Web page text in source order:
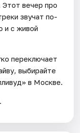
Этот вечер про
звучат по-
и с живой
переключает
выбирайте
в Москве.